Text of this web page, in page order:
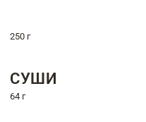
250 г
СУШИ
64 г